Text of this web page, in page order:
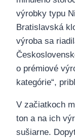
výrobky typu
Bratislavská
výroba sa
o prémiové
kategórie“,
V začiatkoch
ton a na ich
sušiarne.